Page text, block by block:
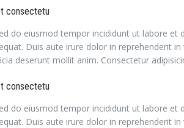
consectetu
do eiusmod tempor incididunt ut labore
Duis aute irure dolor in reprehenderit
deserunt mollit anim. Consectetur
consectetu
do eiusmod tempor incididunt ut labore
Duis aute irure dolor in reprehenderit